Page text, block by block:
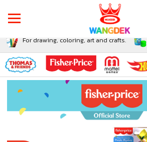
For drawing, coloring, art and crafts.